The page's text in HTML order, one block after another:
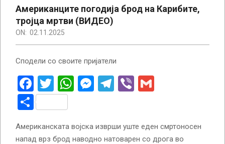
Американците погодија брод на Карибите,
тројца мртви (ВИДЕО)
ON: 02.11.2025
Сподели со своите пријатели
Facebook
Twitter
WhatsApp
Messenger
Telegram
Viber
Share
Американската војска изврши уште еден смртоносен
напад врз брод наводно натоварен со дрога во